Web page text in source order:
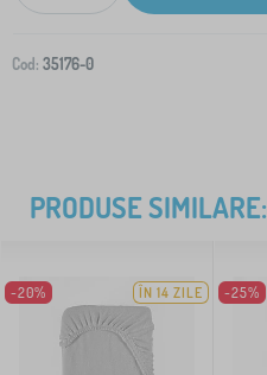
Cod: 35176-0
PRODUSE SIMILARE:
-20% ÎN 14 ZILE -25%